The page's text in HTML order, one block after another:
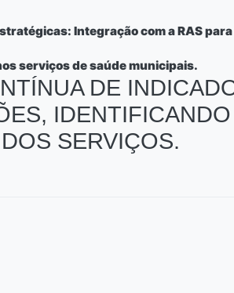
Integração com a RAS
serviços de saúde municipais.
DE
SERVIÇOS.